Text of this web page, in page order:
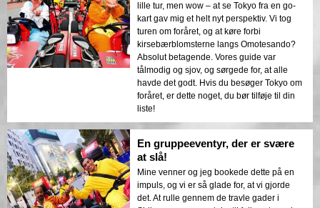
lille tur, men wow – at se Tokyo fra en go-
kart gav mig et helt nyt perspektiv. Vi tog
turen om foråret, og at køre forbi
kirsebærblomsterne langs Omotesando?
Absolut betagende. Vores guide var
tålmodig og sjov, og sørgede for, at alle
havde det godt. Hvis du besøger Tokyo om
foråret, er dette noget, du bør tilføje til din
liste!
En gruppeeventyr, der er svære
at slå!
Mine venner og jeg bookede dette på en
impuls, og vi er så glade for, at vi gjorde
det. At rulle gennem de travle gader i